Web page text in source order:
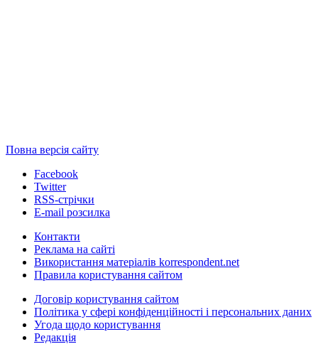
Повна версія сайту
Facebook
Twitter
RSS-стрічки
E-mail розсилка
Контакти
Реклама на сайті
Використання матеріалів korrespondent.net
Правила користування сайтом
Договір користування сайтом
Політика у сфері конфіденційності і персональних даних
Угода щодо користування
Редакція